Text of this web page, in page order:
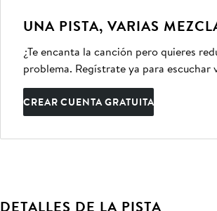
UNA PISTA, VARIAS
¿Te encanta la canción pero quieres
problema. Regístrate ya para
CREAR CUENTA GRATUITA
DETALLES DE LA PISTA